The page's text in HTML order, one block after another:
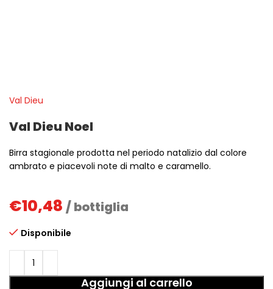
Val Dieu
Val Dieu Noel
Birra stagionale prodotta nel periodo natalizio dal colore
ambrato e piacevoli note di malto e caramello.
€10,48 / bottiglia
Disponibile
Aggiungi al carrello